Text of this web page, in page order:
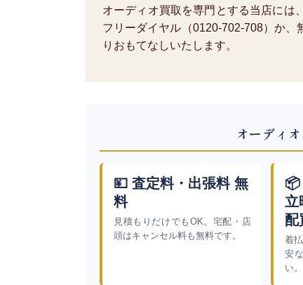
オーディオ買取を専門とする当店には
フリーダイヤル（0120-702-708）か、
りおもてなしいたします。
オーディ
💴 査定料・出張料 無
料
見積もりだけでもOK。宅配・店
頭はキャンセル料も無料です。
📦
立
配
着
安
い。